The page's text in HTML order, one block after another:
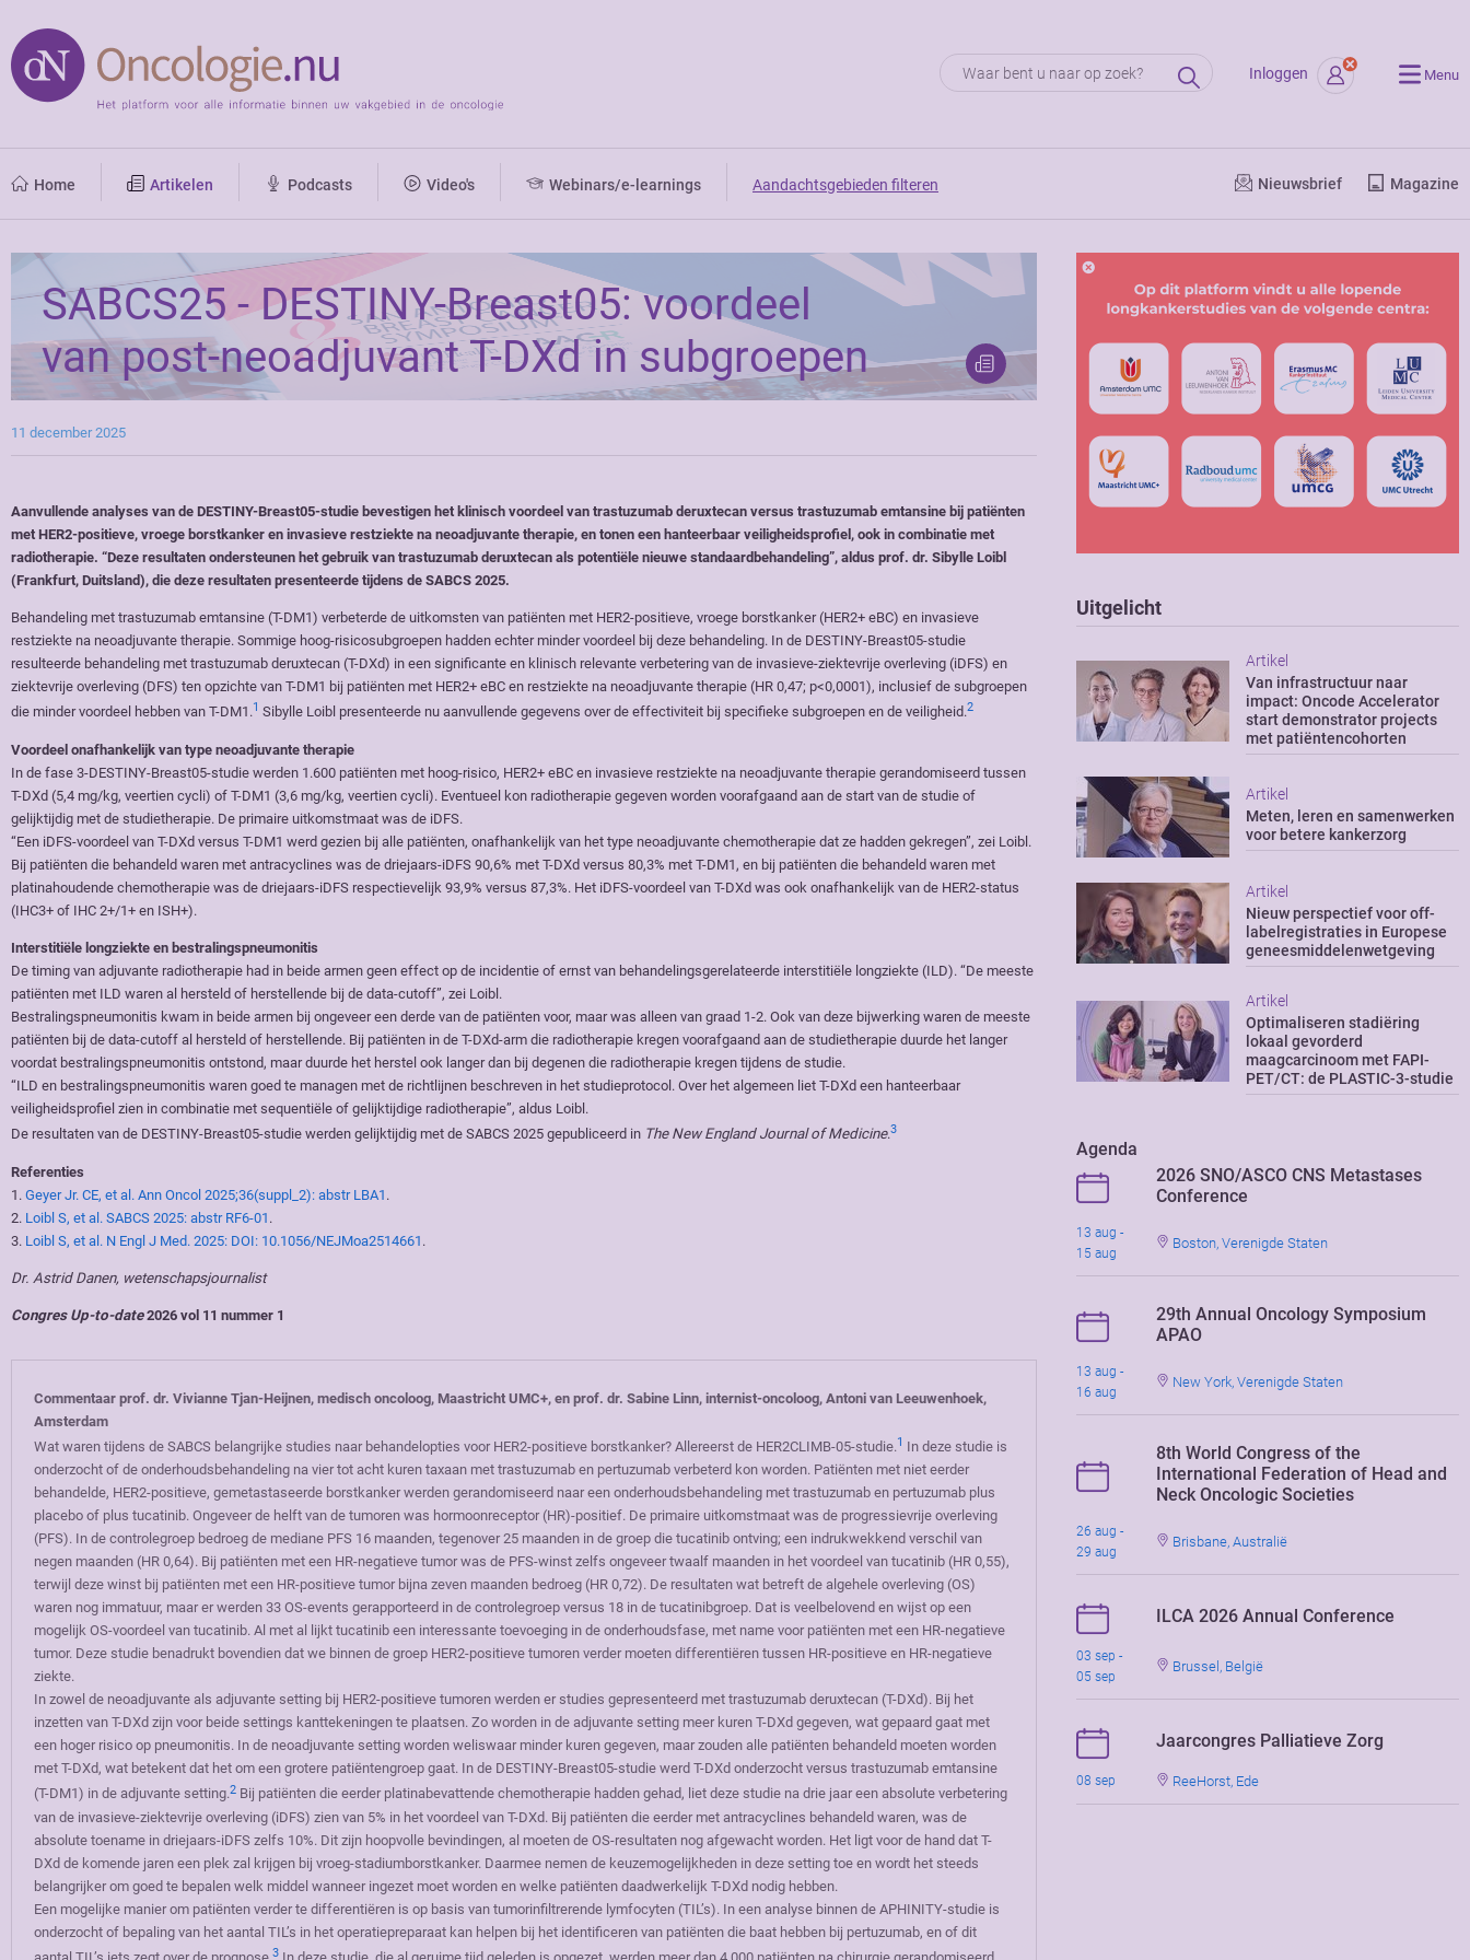
Inloggen Menu
Home Artikelen Podcasts Video's Webinars/e-learnings Aandachtsgebieden filteren Nieuwsbrief Magazine
SABCS25 - DESTINY-Breast05: voordeel
van post-neoadjuvant T-DXd in subgroepen
11 december 2025
Aanvullende analyses van de DESTINY-Breast05-studie bevestigen het klinisch voordeel van trastuzumab deruxtecan versus trastuzumab emtansine bij patiënten
met HER2-positieve, vroege borstkanker en invasieve restziekte na neoadjuvante therapie, en tonen een hanteerbaar veiligheidsprofiel, ook in combinatie met
radiotherapie. “Deze resultaten ondersteunen het gebruik van trastuzumab deruxtecan als potentiële nieuwe standaardbehandeling”, aldus prof. dr. Sibylle Loibl
(Frankfurt, Duitsland), die deze resultaten presenteerde tijdens de SABCS 2025.
Behandeling met trastuzumab emtansine (T-DM1) verbeterde de uitkomsten van patiënten met HER2-positieve, vroege borstkanker (HER2+ eBC) en invasieve
restziekte na neoadjuvante therapie. Sommige hoog-risicosubgroepen hadden echter minder voordeel bij deze behandeling. In de DESTINY-Breast05-studie
resulteerde behandeling met trastuzumab deruxtecan (T-DXd) in een significante en klinisch relevante verbetering van de invasieve-ziektevrije overleving (iDFS) en
ziektevrije overleving (DFS) ten opzichte van T-DM1 bij patiënten met HER2+ eBC en restziekte na neoadjuvante therapie (HR 0,47; p<0,0001), inclusief de subgroepen
die minder voordeel hebben van T-DM1.1 Sibylle Loibl presenteerde nu aanvullende gegevens over de effectiviteit bij specifieke subgroepen en de veiligheid.2
Voordeel onafhankelijk van type neoadjuvante therapie
In de fase 3-DESTINY-Breast05-studie werden 1.600 patiënten met hoog-risico, HER2+ eBC en invasieve restziekte na neoadjuvante therapie gerandomiseerd tussen
T-DXd (5,4 mg/kg, veertien cycli) of T-DM1 (3,6 mg/kg, veertien cycli). Eventueel kon radiotherapie gegeven worden voorafgaand aan de start van de studie of
gelijktijdig met de studietherapie. De primaire uitkomstmaat was de iDFS.
“Een iDFS-voordeel van T-DXd versus T-DM1 werd gezien bij alle patiënten, onafhankelijk van het type neoadjuvante chemotherapie dat ze hadden gekregen”, zei Loibl.
Bij patiënten die behandeld waren met antracyclines was de driejaars-iDFS 90,6% met T-DXd versus 80,3% met T-DM1, en bij patiënten die behandeld waren met
platinahoudende chemotherapie was de driejaars-iDFS respectievelijk 93,9% versus 87,3%. Het iDFS-voordeel van T-DXd was ook onafhankelijk van de HER2-status
(IHC3+ of IHC 2+/1+ en ISH+).
Interstitiële longziekte en bestralingspneumonitis
De timing van adjuvante radiotherapie had in beide armen geen effect op de incidentie of ernst van behandelingsgerelateerde interstitiële longziekte (ILD). “De meeste
patiënten met ILD waren al hersteld of herstellende bij de data-cutoff”, zei Loibl.
Bestralingspneumonitis kwam in beide armen bij ongeveer een derde van de patiënten voor, maar was alleen van graad 1-2. Ook van deze bijwerking waren de meeste
patiënten bij de data-cutoff al hersteld of herstellende. Bij patiënten in de T-DXd-arm die radiotherapie kregen voorafgaand aan de studietherapie duurde het langer
voordat bestralingspneumonitis ontstond, maar duurde het herstel ook langer dan bij degenen die radiotherapie kregen tijdens de studie.
“ILD en bestralingspneumonitis waren goed te managen met de richtlijnen beschreven in het studieprotocol. Over het algemeen liet T-DXd een hanteerbaar
veiligheidsprofiel zien in combinatie met sequentiële of gelijktijdige radiotherapie”, aldus Loibl.
De resultaten van de DESTINY-Breast05-studie werden gelijktijdig met de SABCS 2025 gepubliceerd in The New England Journal of Medicine.3
Referenties
1. Geyer Jr. CE, et al. Ann Oncol 2025;36(suppl_2): abstr LBA1 .
2. Loibl S, et al. SABCS 2025: abstr RF6-01 .
3. Loibl S, et al. N Engl J Med. 2025: DOI: 10.1056/NEJMoa2514661 .
Dr. Astrid Danen, wetenschapsjournalist
Congres Up-to-date2026 vol 11 nummer 1
Commentaar prof. dr. Vivianne Tjan-Heijnen, medisch oncoloog, Maastricht UMC+, en prof. dr. Sabine Linn, internist-oncoloog, Antoni van Leeuwenhoek,
Amsterdam
Wat waren tijdens de SABCS belangrijke studies naar behandelopties voor HER2-positieve borstkanker? Allereerst de HER2CLIMB-05-studie.1 In deze studie is
onderzocht of de onderhoudsbehandeling na vier tot acht kuren taxaan met trastuzumab en pertuzumab verbeterd kon worden. Patiënten met niet eerder
behandelde, HER2-positieve, gemetastaseerde borstkanker werden gerandomiseerd naar een onderhoudsbehandeling met trastuzumab en pertuzumab plus
placebo of plus tucatinib. Ongeveer de helft van de tumoren was hormoonreceptor (HR)-positief. De primaire uitkomstmaat was de progressievrije overleving
(PFS). In de controlegroep bedroeg de mediane PFS 16 maanden, tegenover 25 maanden in de groep die tucatinib ontving; een indrukwekkend verschil van
negen maanden (HR 0,64). Bij patiënten met een HR-negatieve tumor was de PFS-winst zelfs ongeveer twaalf maanden in het voordeel van tucatinib (HR 0,55),
terwijl deze winst bij patiënten met een HR-positieve tumor bijna zeven maanden bedroeg (HR 0,72). De resultaten wat betreft de algehele overleving (OS)
waren nog immatuur, maar er werden 33 OS-events gerapporteerd in de controlegroep versus 18 in de tucatinibgroep. Dat is veelbelovend en wijst op een
mogelijk OS-voordeel van tucatinib. Al met al lijkt tucatinib een interessante toevoeging in de onderhoudsfase, met name voor patiënten met een HR-negatieve
tumor. Deze studie benadrukt bovendien dat we binnen de groep HER2-positieve tumoren verder moeten differentiëren tussen HR-positieve en HR-negatieve
ziekte.
In zowel de neoadjuvante als adjuvante setting bij HER2-positieve tumoren werden er studies gepresenteerd met trastuzumab deruxtecan (T-DXd). Bij het
inzetten van T-DXd zijn voor beide settings kanttekeningen te plaatsen. Zo worden in de adjuvante setting meer kuren T-DXd gegeven, wat gepaard gaat met
een hoger risico op pneumonitis. In de neoadjuvante setting worden weliswaar minder kuren gegeven, maar zouden alle patiënten behandeld moeten worden
met T-DXd, wat betekent dat het om een grotere patiëntengroep gaat. In de DESTINY-Breast05-studie werd T-DXd onderzocht versus trastuzumab emtansine
(T-DM1) in de adjuvante setting.2 Bij patiënten die eerder platinabevattende chemotherapie hadden gehad, liet deze studie na drie jaar een absolute verbetering
van de invasieve-ziektevrije overleving (iDFS) zien van 5% in het voordeel van T-DXd. Bij patiënten die eerder met antracyclines behandeld waren, was de
absolute toename in driejaars-iDFS zelfs 10%. Dit zijn hoopvolle bevindingen, al moeten de OS-resultaten nog afgewacht worden. Het ligt voor de hand dat T-
DXd de komende jaren een plek zal krijgen bij vroeg-stadiumborstkanker. Daarmee nemen de keuzemogelijkheden in deze setting toe en wordt het steeds
belangrijker om goed te bepalen welk middel wanneer ingezet moet worden en welke patiënten daadwerkelijk T-DXd nodig hebben.
Een mogelijke manier om patiënten verder te differentiëren is op basis van tumorinfiltrerende lymfocyten (TIL’s). In een analyse binnen de APHINITY-studie is
onderzocht of bepaling van het aantal TIL’s in het operatiepreparaat kan helpen bij het identificeren van patiënten die baat hebben bij pertuzumab, en of dit
3
Uitgelicht
Artikel
Van infrastructuur naar
impact: Oncode Accelerator
start demonstrator projects
met patiëntencohorten
Artikel
Meten, leren en samenwerken
voor betere kankerzorg
Artikel
Nieuw perspectief voor off-
labelregistraties in Europese
geneesmiddelenwetgeving
Artikel
Optimaliseren stadiëring
lokaal gevorderd
maagcarcinoom met FAPI-
PET/CT: de PLASTIC-3-studie
Agenda
2026 SNO/ASCO CNS Metastases
Conference
13 aug -
15 aug
Boston, Verenigde Staten
29th Annual Oncology Symposium
APAO
13 aug -
16 aug
New York, Verenigde Staten
8th World Congress of the
International Federation of Head and
Neck Oncologic Societies
26 aug -
29 aug
Brisbane, Australië
ILCA 2026 Annual Conference
03 sep -
05 sep
Brussel, België
Jaarcongres Palliatieve Zorg
08 sep ReeHorst, Ede